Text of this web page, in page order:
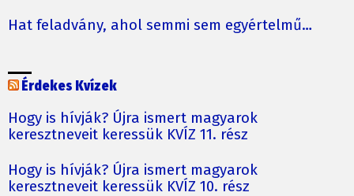
Hat feladvány, ahol semmi sem egyértelmű…
Érdekes Kvízek
Hogy is hívják? Újra ismert magyarok
keresztneveit keressük KVÍZ 11. rész
Hogy is hívják? Újra ismert magyarok
keresztneveit keressük KVÍZ 10. rész